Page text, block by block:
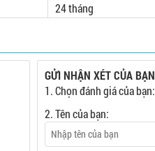
24 tháng
GỬI NHẬN XÉT CỦA BẠN
1. Chọn đánh giá của bạn:
2. Tên của bạn: